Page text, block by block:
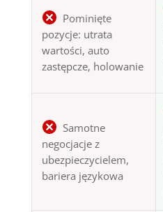
Pominięte
pozycje: utrata
wartości, auto
zastępcze, holowanie
Samotne
negocjacje z
ubezpieczycielem,
bariera językowa